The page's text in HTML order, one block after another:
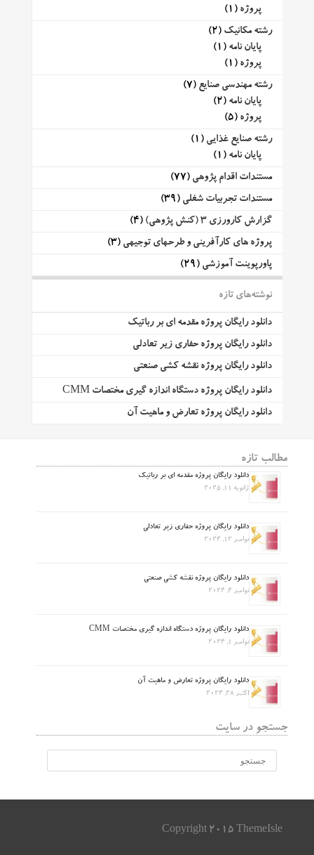
پروژه (1)
رشته مکانیک (2)
پایان نامه (1)
پروژه (1)
رشته مهندسی صنایع (7)
پایان نامه (2)
پروژه (5)
رشته صنایع غذایی (1)
پایان نامه (1)
مستندات اقدام پژوهی (77)
مستندات تجربیات شغلی (39)
گزارش کارورزی 3 (کنش پژوهی)
(4)
پروژه های کارآفرینی و طرحهای توجیهی (3)
پاورپوینت آموزشی (29)
نوشته‌های تازه
دانلود رایگان پروژه مقدمه ای بر رباتیک
دانلود رایگان پروژه حفاری زیر تعادلی
دانلود رایگان پروژه نقشه کشی صنعتی
دانلود رایگان پروژه دستگاه اندازه گیری مختصات CMM
دانلود رایگان پروژه تعارض و ماهیت آن
مطالب تازه
دانلود رایگان پروژه مقدمه ای بر رباتیک
ژانویه 11, 2025
دانلود رایگان پروژه حفاری زیر تعادلی
نوامبر 12, 2024
دانلود رایگان پروژه نقشه کشی صنعتی
نوامبر 4, 2024
دانلود رایگان پروژه دستگاه اندازه گیری مختصات CMM
نوامبر 1, 2024
دانلود رایگان پروژه تعارض و ماهیت آن
اکتبر 28, 2024
جستجو در سایت
Copyright 2015 ThemeIsle